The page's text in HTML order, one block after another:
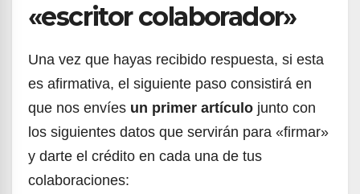
«escritor colaborador»
Una vez que hayas recibido respuesta, si esta
es afirmativa, el siguiente paso consistirá en
que nos envíes un primer artículo junto con
los siguientes datos que servirán para «firmar»
y darte el crédito en cada una de tus
colaboraciones: